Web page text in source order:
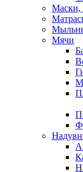
Маски,
Мячи